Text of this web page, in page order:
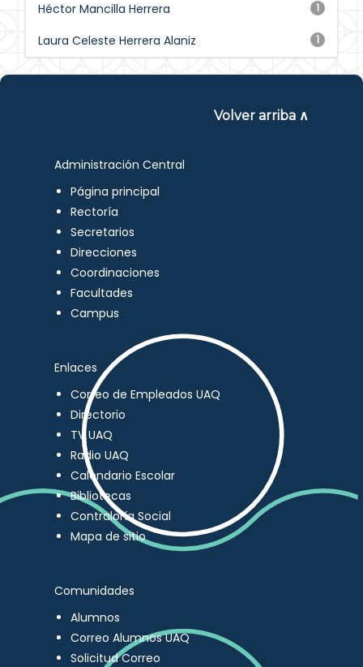
1
Héctor Mancilla Herrera
1
Laura Celeste Herrera Alaniz
Volver arriba ∧
Administración Central
Página principal
Rectoría
Secretarios
Direcciones
Coordinaciones
Facultades
Campus
Enlaces
Correo de Empleados UAQ
Directorio
TV UAQ
Radio UAQ
Calendario Escolar
Bibliotecas
Contraloría Social
Mapa de sitio
Comunidades
Alumnos
Correo Alumnos UAQ
Solicitud Correo